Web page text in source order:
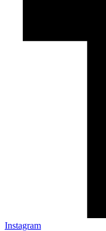
Instagram